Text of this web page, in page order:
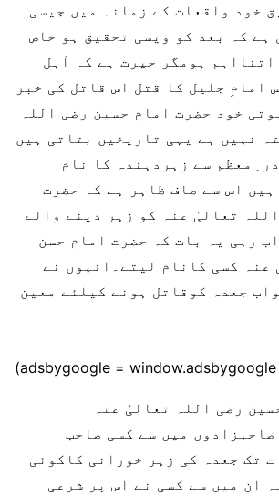
خود واقعات کے زمانہ میں جیسی
ہے کہ بعد کو ویسی تحقیق ہو خاص
ہومگر حیرت ہے کہ اَہل
امامِ جلیل کا قتل اس قاتل کی خبر
خود حضرت امام حسین رضی اللہ
نہیں ہے یہی تاریخیں بتاتی ہیں
ِمعظم سے زہردہندہ کا نام
اس سے صاف ظاہر ہے کہ حضرت
تعالیٰ عنہ کو زہر دینے والے
رہی یہ بات کہ حضرت امام حسن
عنہ کسی کانام لیتے۔انہوں نے
جعدہ کوقاتل ہونے کیلئے معین
(adsbygoogle =
رضی اللہ تعالیٰ عنہ
میں سے کسی صاحب
تک جعدہ کی زہر خورانی کاکوئی
ان میں سے کسی نے اس پر شرعی